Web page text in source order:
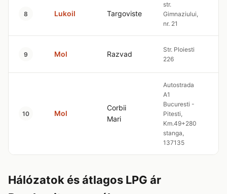
8 Lukoil Targoviste
str.
Gimnaziului,
nr. 21
9 Mol Razvad
Str. Ploiesti
226
10 Mol
Corbii
Mari
Autostrada
A1
Bucuresti -
Pitesti,
Km.49+280
stanga,
137135
Hálózatok és átlagos LPG ár